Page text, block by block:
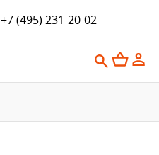
+7 (495) 231-20-02